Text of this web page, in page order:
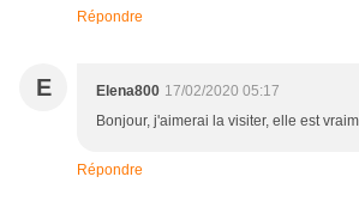
Répondre
E Elena800 17/02/2020 05:17
Bonjour, j'aimerai la visiter, elle est
Répondre